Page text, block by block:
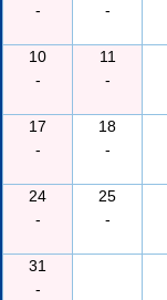
-
-
10
-
11
-
17
-
18
-
24
-
25
-
31
-